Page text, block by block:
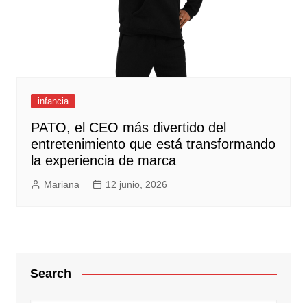
infancia
PATO, el CEO más divertido del
entretenimiento que está transformando
la experiencia de marca
Mariana 12 junio, 2026
Search